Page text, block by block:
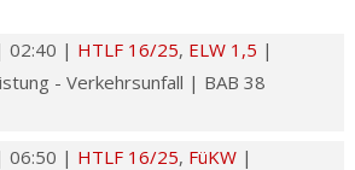
02:40 | HTLF 16/25, ELW 1,5 |
- Verkehrsunfall | BAB 38
06:50 | HTLF 16/25, FüKW |